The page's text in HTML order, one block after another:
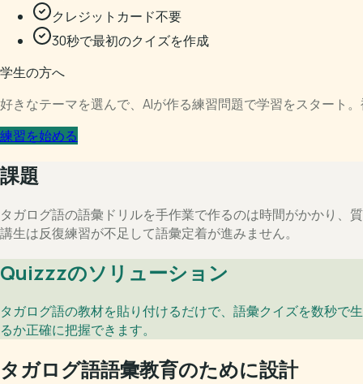
クレジットカード不要
30秒で最初のクイズを作成
学生の方へ
好きなテーマを選んで、AIが作る練習問題で学習をスタート
練習を始める
課題
タガログ語の語彙ドリルを手作業で作るのは時間がかかり、
講生は反復練習が不足して語彙定着が進みません。
Quizzzのソリューション
タガログ語の教材を貼り付けるだけで、語彙クイズを数秒で
るか正確に把握できます。
タガログ語語彙教育のために設計